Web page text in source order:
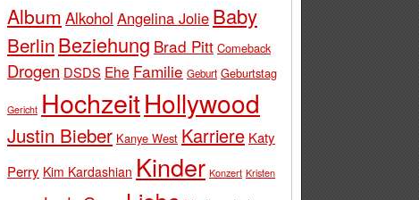
Album Alkohol Angelina Jolie Baby
Berlin Beziehung Brad Pitt Comeback
Drogen DSDS Ehe Familie Geburt Geburtstag
Gericht HochzeitHollywood
Justin Bieber Kanye West Karriere Katy
Perry Kim Kardashian Kinder Konzert Kristen